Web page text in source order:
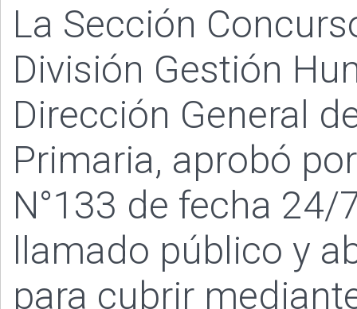
La Sección
División Gestión
Dirección General
Primaria, aprobó
N°133 de fecha
llamado público y
para cubrir